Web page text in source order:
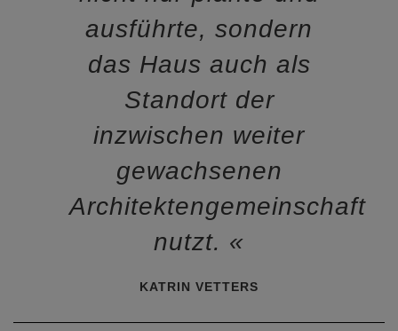
ausführte, sondern
das Haus auch als
Standort der
inzwischen weiter
gewachsenen
Architektengemeinschaft
nutzt.
KATRIN VETTERS